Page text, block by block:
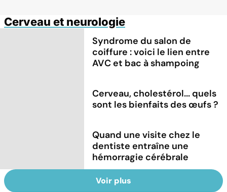
Cerveau et neurologie
Syndrome du salon de
coiffure : voici le lien entre
AVC et bac à shampoing
Cerveau, cholestérol... quels
sont les bienfaits des œufs ?
Quand une visite chez le
dentiste entraîne une
hémorragie cérébrale
Voir plus